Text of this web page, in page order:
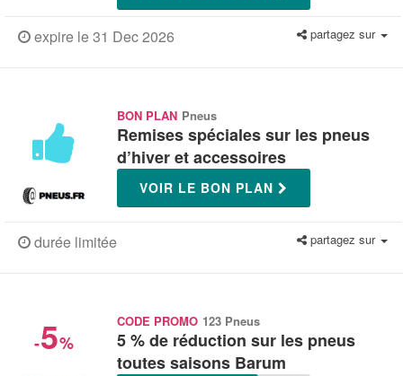
expire le 31 Dec 2026 partagez sur
BON PLAN Pneus
Remises spéciales sur les pneus
d’hiver et accessoires
VOIR LE BON PLAN
durée limitée partagez sur
-5%
CODE PROMO 123 Pneus
5 % de réduction sur les pneus
toutes saisons Barum